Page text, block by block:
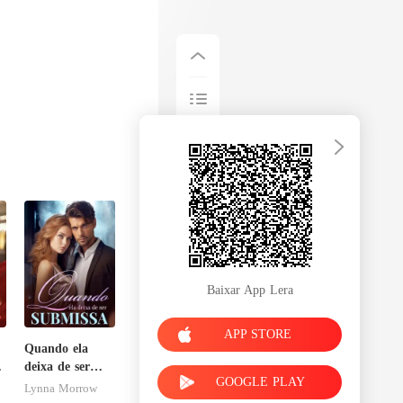
Quando ela
deixa de ser
submissa
Lynna Morrow
Baixar App Lera
APP STORE
GOOGLE PLAY